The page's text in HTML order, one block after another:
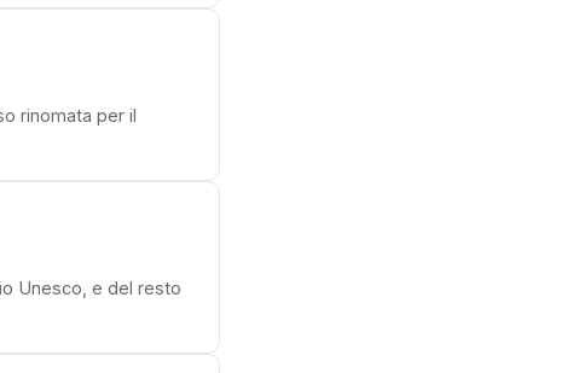
rinomata per il
Unesco, e del resto